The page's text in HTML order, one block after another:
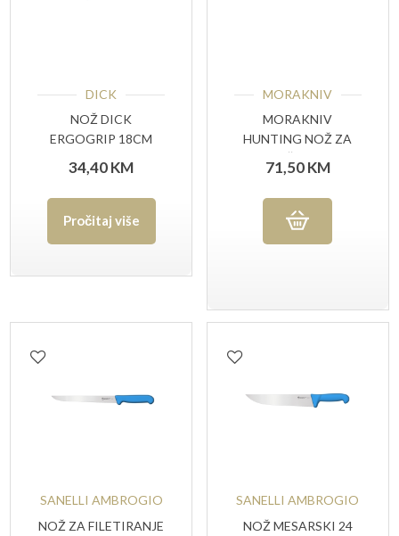
DICK
NOŽ DICK
ERGOGRIP 18CM
34,40KM
Pročitaj više
MORAKNIV
MORAKNIV
HUNTING NOŽ ZA
OTKOŠTAVANJE
RAVNI (S)
71,50KM
SANELLI AMBROGIO
NOŽ ZA FILETIRANJE
SANELLI AMBROGIO
NOŽ MESARSKI 24